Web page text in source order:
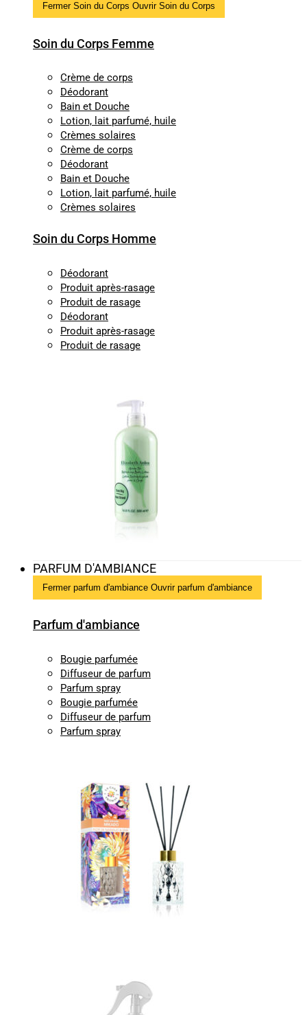
Fermer Soin du Corps Ouvrir Soin du Corps
Soin du Corps Femme
Crème de corps
Déodorant
Bain et Douche
Lotion, lait parfumé, huile
Crèmes solaires
Crème de corps
Déodorant
Bain et Douche
Lotion, lait parfumé, huile
Crèmes solaires
Soin du Corps Homme
Déodorant
Produit après-rasage
Produit de rasage
Déodorant
Produit après-rasage
Produit de rasage
PARFUM D'AMBIANCE
Fermer parfum d'ambiance Ouvrir parfum d'ambiance
Parfum d'ambiance
Bougie parfumée
Diffuseur de parfum
Parfum spray
Bougie parfumée
Diffuseur de parfum
Parfum spray